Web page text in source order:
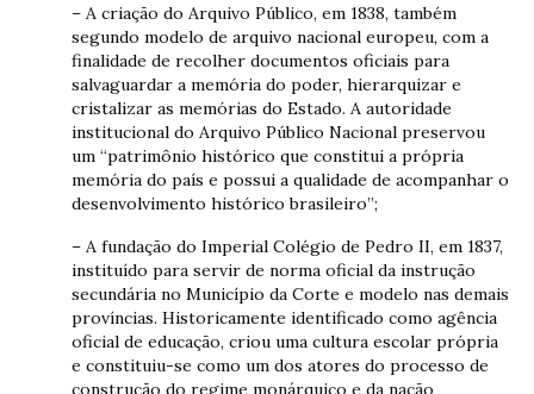
– A criação do Arquivo Público, em 1838, também
segundo modelo de arquivo nacional europeu, com a
finalidade de recolher documentos oficiais para
salvaguardar a memória do poder, hierarquizar e
cristalizar as memórias do Estado. A autoridade
institucional do Arquivo Público Nacional preservou
um “patrimônio histórico que constitui a própria
memória do país e possui a qualidade de acompanhar o
desenvolvimento histórico brasileiro”;
– A fundação do Imperial Colégio de Pedro II, em 1837,
instituído para servir de norma oficial da instrução
secundária no Município da Corte e modelo nas demais
províncias. Historicamente identificado como agência
oficial de educação, criou uma cultura escolar própria
e constituiu-se como um dos atores do processo de
construção do regime monárquico e da nação